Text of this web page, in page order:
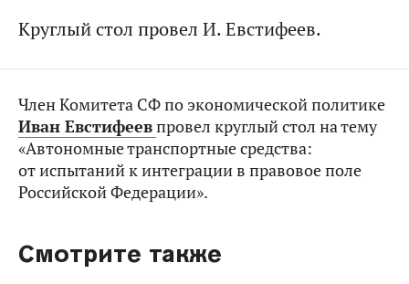
Круглый стол провел И. Евстифеев.
Член Комитета СФ по экономической политике
Иван Евстифеевпровел круглый стол на тему
«Автономные транспортные средства:
от испытаний к интеграции в правовое поле
Российской Федерации».
Смотрите также